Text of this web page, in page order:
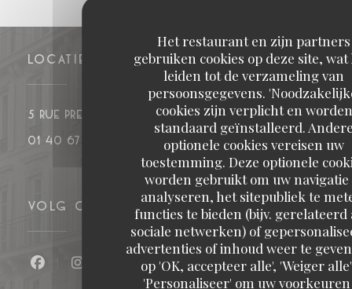
Het restaurant en zijn partners
gebruiken cookies op deze site, wat
leiden tot de verzameling van
persoonsgegevens.
cookies zijn verplicht en worden
standaard geïnstalleerd.
optionele cookies vereisen uw
toestemming. Deze optionele
worden gebruikt om uw navigatie
analyseren, het sitepubliek te
functies te bieden (bijv. gerelateerd
sociale netwerken) of
advertenties of inhoud weer te
op 'OK, accepteer alle', 'Weiger
'Personaliseer' om uw
LOCATIE
5 rue Presbourg 75016 PARIS((opent in een nieuw
01 40 67 17 37
VOLG ONS
Facebook ((opent in een nieuw venster))
Instagram ((opent in een nieuw